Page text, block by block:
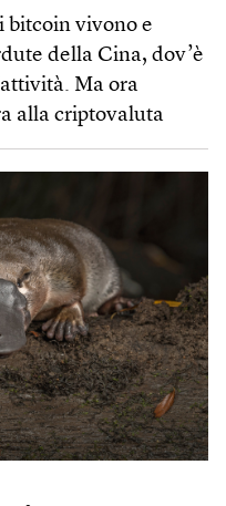
bitcoin vivono e
della Cina, dov’è
Ma ora
alla criptovaluta